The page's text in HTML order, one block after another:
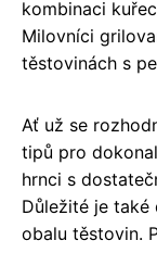
kombinaci
Milovníci
těstovinách s
Ať už se
tipů pro
hrnci s
Důležité je také
obalu těstovin.